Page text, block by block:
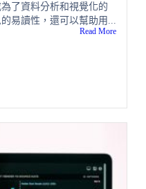
了資料分析和視覺化的
易讀性，還可以幫助用...
Read More